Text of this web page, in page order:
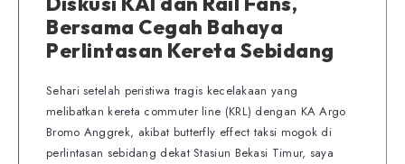
Bersama Cegah Bahaya
Perlintasan Kereta Sebidang
Sehari setelah peristiwa tragis kecelakaan yang
melibatkan kereta commuter line (KRL) dengan KA Argo
Bromo Anggrek, akibat butterfly effect taksi mogok di
perlintasan sebidang dekat Stasiun Bekasi Timur, saya